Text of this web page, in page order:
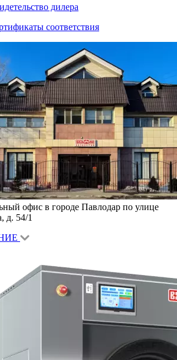
дилера
соответствия
офис в городе Павлодар по улице
д. 54/1